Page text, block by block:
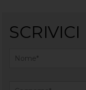
SCRIVICI